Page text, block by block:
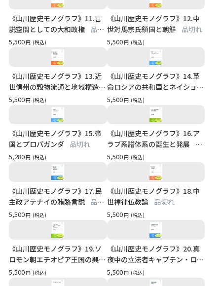
《山川歴史モノグラフ》11.言
説空間としての大和政権 品切
れ
5,500円 (税込)
《山川歴史モノグラフ》12.中
世対馬宗氏領国と朝鮮
品切れ
5,500円 (税込)
《山川歴史モノグラフ》13.近
世信州の穀物流通と地域構造
品切れ
5,500円 (税込)
《山川歴史モノグラフ》14.革
命ロシアの共和国とネイション
品切れ
5,500円 (税込)
《山川歴史モノグラフ》15.帝
国とプロパガンダ 品切れ
5,280円 (税込)
《山川歴史モノグラフ》16.ア
ラブ系譜体系の誕生と発展
品
切れ
5,500円 (税込)
《山川歴史モノグラフ》17.民
主政アテナイの賄賂言説 品切
れ
5,500円 (税込)
《山川歴史モノグラフ》18.中
世禅律仏教論
品切れ
5,500円 (税込)
《山川歴史モノグラフ》19.ソ
ロモン朝エチオピア王国の興亡
品切れ
5,500円 (税込)
《山川歴史モノグラフ》20.真
夜中の立法者キャプテン・ロッ
ク 品切れ
5,500円 (税込)